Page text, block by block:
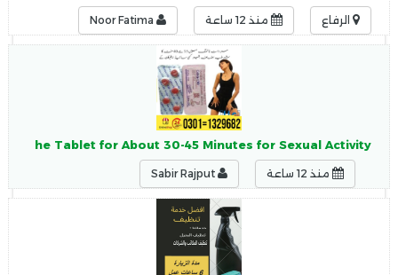
الرفاع منذ 12 ساعة
the Tablet for About 30-45 Minutes for Sexual Activity.
منذ 12 ساعة